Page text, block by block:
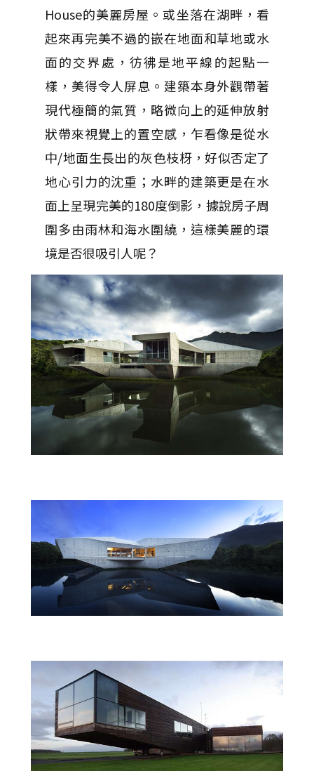
House的美麗房屋。或坐落在湖畔，看
起來再完美不過的嵌在地面和草地或水
面的交界處，彷彿是地平線的起點一
樣，美得令人屏息。建築本身外觀帶著
現代極簡的氣質，略微向上的延伸放射
狀帶來視覺上的置空感，乍看像是從水
中/地面生長出的灰色枝枒，好似否定了
地心引力的沈重；水畔的建築更是在水
面上呈現完美的180度倒影，據說房子周
圍多由雨林和海水圍繞，這樣美麗的環
境是否很吸引人呢？